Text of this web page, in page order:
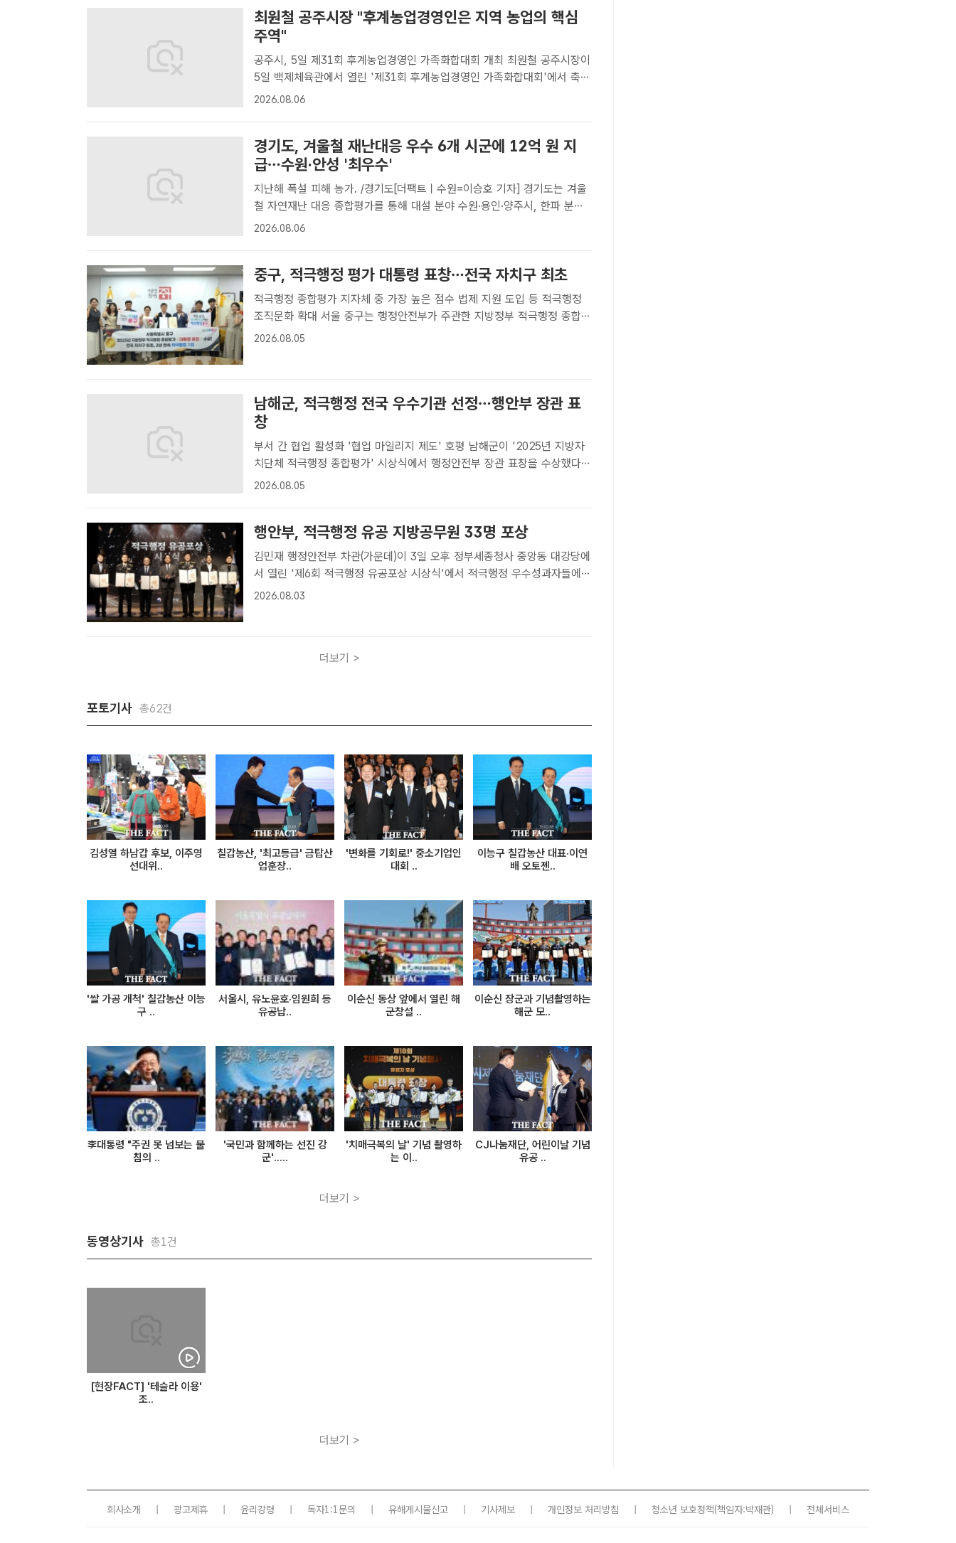
최원철 공주시장 "후계농업경영인은 지역 농업의 핵심
주역"
공주시, 5일 제31회 후계농업경영인 가족화합대회 개최 최원철 공주시장이
5일 백제체육관에서 열린 '제31회 후계농업경영인 가족화합대회'에서 축사
를 하고 있다. /공주시[더팩트ㅣ공주=김형중 기자] 충남 공주시가 전날 백제
2026.08.06
경기도, 겨울철 재난대응 우수 6개 시군에 12억 원 지
급…수원·안성 '최우수'
지난해 폭설 피해 농가. /경기도[더팩트ㅣ수원=이승호 기자] 경기도는 겨울
철 자연재난 대응 종합평가를 통해 대설 분야 수원·용인·양주시, 한파 분야
안성·이천·성남시를 우수 시군으로 선정하고 모두 12억 원의 사업비를 지급
2026.08.06
중구, 적극행정 평가 대통령 표창…전국 자치구 최초
적극행정 종합평가 지자체 중 가장 높은 점수 법제 지원 도입 등 적극행정
조직문화 확대 서울 중구는 행정안전부가 주관한 지방정부 적극행정 종합평
가에서 전국 자치구 최초로 대통령 표창을 받았다고 5일 밝혔다. 사진은 김
2026.08.05
남해군, 적극행정 전국 우수기관 선정…행안부 장관 표
창
부서 간 협업 활성화 '협업 마일리지 제도' 호평 남해군이 '2025년 지방자
치단체 적극행정 종합평가' 시상식에서 행정안전부 장관 표창을 수상했다. /
남해군[더팩트ㅣ남해=이경구 기자] 경남 남해군이 행정안전부의 '2025년
2026.08.05
행안부, 적극행정 유공 지방공무원 33명 포상
김민재 행정안전부 차관(가운데)이 3일 오후 정부세종청사 중앙동 대강당에
서 열린 '제6회 적극행정 유공포상 시상식'에서 적극행정 우수성과자들에게
훈장을 전수한 뒤 수상자들과 기념촬영을 하고 있다. /행정안전부[더팩트ㅣ
2026.08.03
더보기 >
포토기사 총62건
김성열 하남갑 후보, 이주영
선대위..
칠갑농산, '최고등급' 금탑산
업훈장..
'변화를 기회로!' 중소기업인
대회 ..
이능구 칠갑농산 대표·이연
배 오토젠..
'쌀 가공 개척' 칠갑농산 이능
구 ..
서울시, 유노윤호·임원희 등
유공납..
이순신 동상 앞에서 열린 해
군창설 ..
이순신 장군과 기념촬영하는
해군 모..
李대통령 "주권 못 넘보는 불
침의 ..
'국민과 함께하는 선진 강
군'.....
'치매극복의 날' 기념 촬영하
는 이..
CJ나눔재단, 어린이날 기념
유공 ..
더보기 >
동영상기사 총1건
[현장FACT] '테슬라 이용'
조..
더보기 >
회사소개 광고제휴 윤리강령 독자1:1문의 유해게시물신고 기사제보 개인정보 처리방침 청소년 보호정책(책임자:박재관) 전체서비스